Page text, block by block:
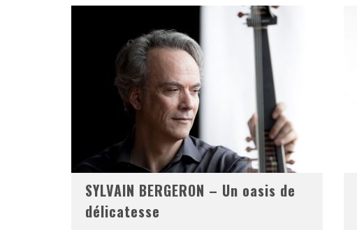
SYLVAIN BERGERON – Un oasis de
délicatesse